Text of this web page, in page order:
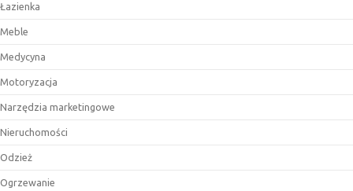
Łazienka
Meble
Medycyna
Motoryzacja
Narzędzia marketingowe
Nieruchomości
Odzież
Ogrzewanie